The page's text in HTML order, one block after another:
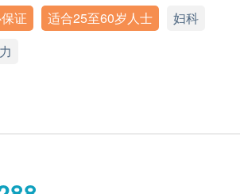
括新冠疫苗相关计划） ：
经医生评估是否适合进行疫苗注射
苗相关计划）
，一般情况下，需大概7-10个工作
敦 荃湾 上水
号莊士大厦1楼101室
证 适合25至60岁人士
妇科